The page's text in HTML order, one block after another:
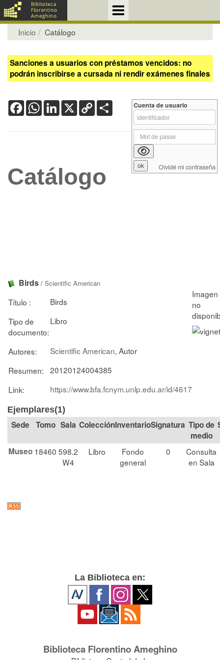
Inicio Catálogo
Sanciones a usuarios con préstamos vencidos: no
podrán inscribirse a cursada ni rendir exámenes finales
FacebookWhatsApp
LinkedIn
X Copy
Link
Catálogo
Birds / Scientific American
Título :
Birds
Tipo de
documento:
Libro
Autores: Scientific American, Autor
Resumen:
20120124004385
Link:
https://www.bfa.fcnym.unlp.edu.ar/id/4617
Ejemplares(1)
Tomo Sala Colección Signatura Tipo de
medio
Museo 18460 598.2
W4
Libro
Fondo
general
0
Consulta
en Sala
Cuenta de usuario
Olvidé mi contraseña
La Biblioteca en:
Biblioteca Florentino Ameghino